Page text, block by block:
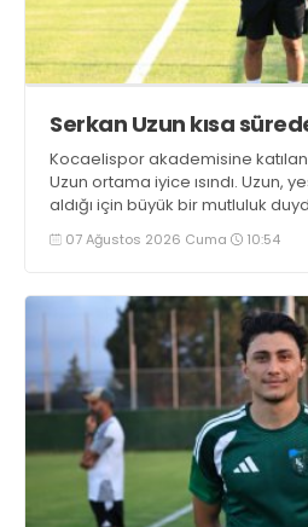
Serkan Uzun kısa
Kocaelispor akademisine
Uzun ortama iyice ısındı. Uzun,
aldığı için büyük bir mutluluk
07 Ağustos 2026 Cuma 10:54